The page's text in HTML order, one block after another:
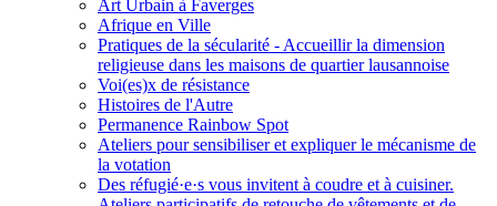
Art Urbain à Faverges
Afrique en Ville
Pratiques de la sécularité - Accueillir la dimension
religieuse dans les maisons de quartier lausannoise
Voi(es)x de résistance
Histoires de l'Autre
Permanence Rainbow Spot
Ateliers pour sensibiliser et expliquer le mécanisme de
la votation
Des réfugié·e·s vous invitent à coudre et à cuisiner.